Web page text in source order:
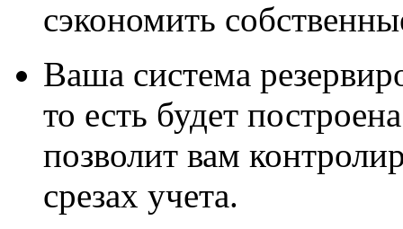
сэкономить
Ваша система
то есть будет
позволит вам
срезах учета.